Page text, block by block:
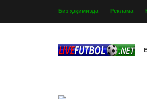
Биз ҳақимизда Реклама